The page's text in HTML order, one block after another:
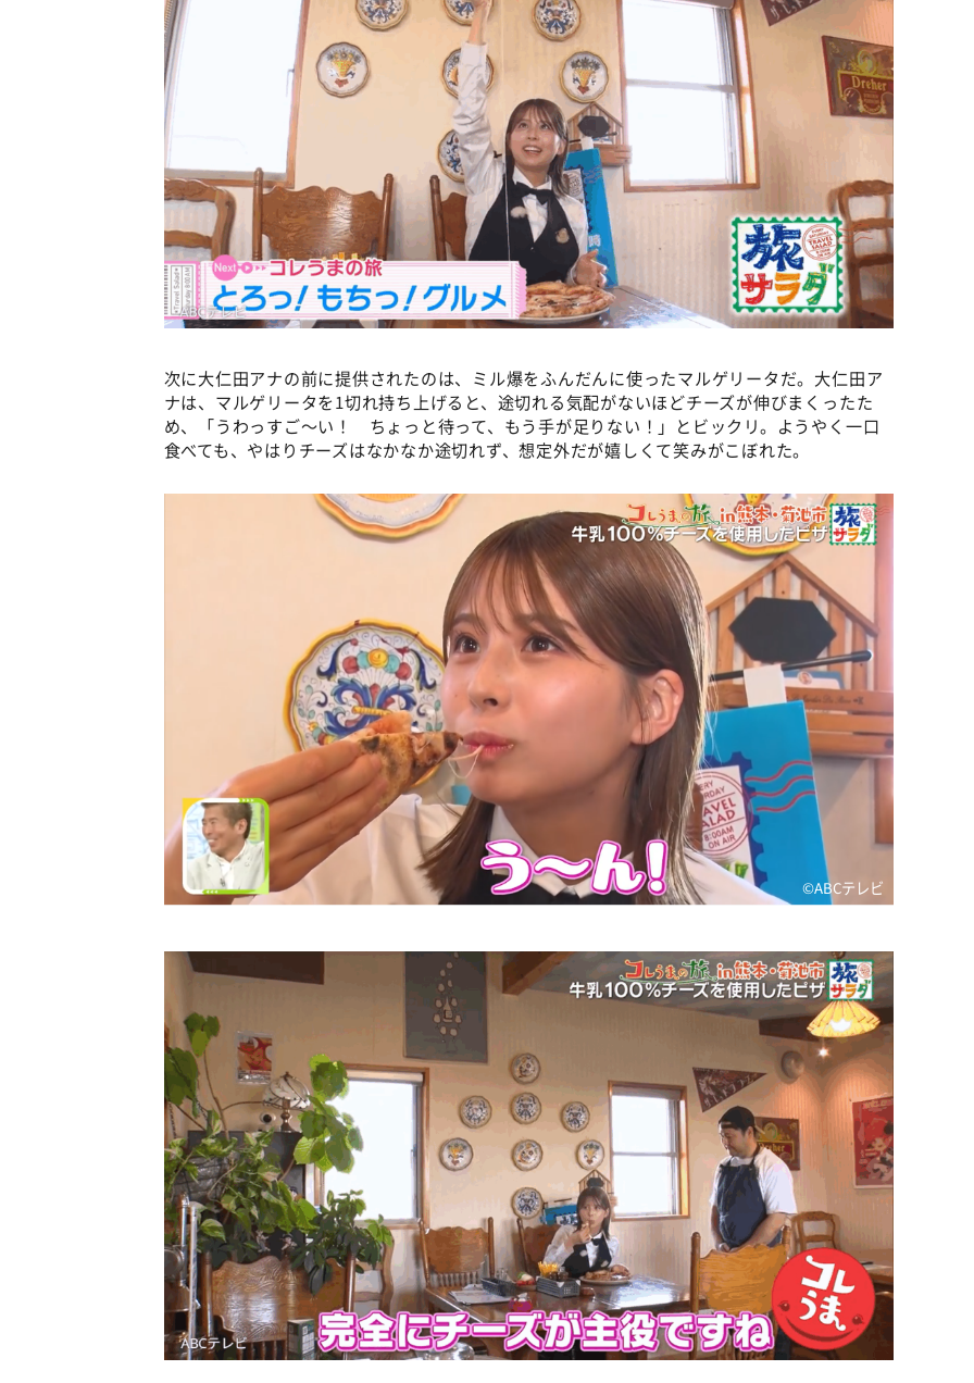
次に大仁田アナの前に提供されたのは、ミル爆をふんだんに使ったマルゲリータだ。大仁田ア
ナは、マルゲリータを1切れ持ち上げると、途切れる気配がないほどチーズが伸びまくったた
め、「うわっすご～い！ ちょっと待って、もう手が足りない！」とビックリ。ようやく一口
食べても、やはりチーズはなかなか途切れず、想定外だが嬉しくて笑みがこぼれた。
©ABCテレビ